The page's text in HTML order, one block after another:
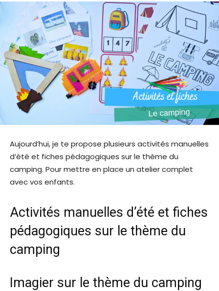
Aujourd’hui, je te propose plusieurs activités manuelles
d’été et fiches pédagogiques sur le thème du
camping. Pour mettre en place un atelier complet
avec vos enfants.
Activités manuelles d’été et fiches
pédagogiques sur le thème du
camping
Imagier sur le thème du camping